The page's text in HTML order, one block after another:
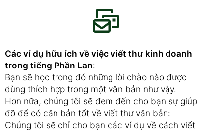
Các ví dụ hữu ích về việc viết thư kinh doanh
trong tiếng Phần Lan:
Bạn sẽ học trong đó những lời chào nào được
dùng thích hợp trong một văn bản như vậy.
Hơn nữa, chúng tôi sẽ đem đến cho bạn sự giúp
đỡ để có căn bản tốt về viết thư văn bản:
Chúng tôi sẽ chỉ cho bạn các ví dụ về cách viết